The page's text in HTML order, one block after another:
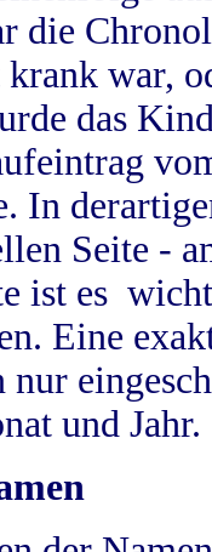
die
krank war,
das
In
Seite -
ist es
Eine
nur
und Jahr.